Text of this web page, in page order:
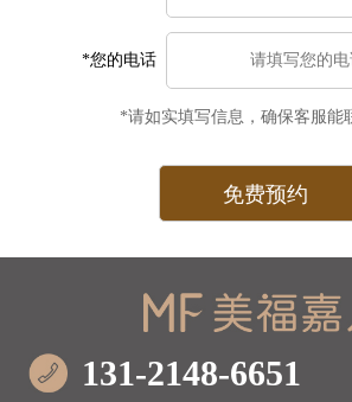
*您的电话
*请如实填写信息，确保客服能
131-2148-6651